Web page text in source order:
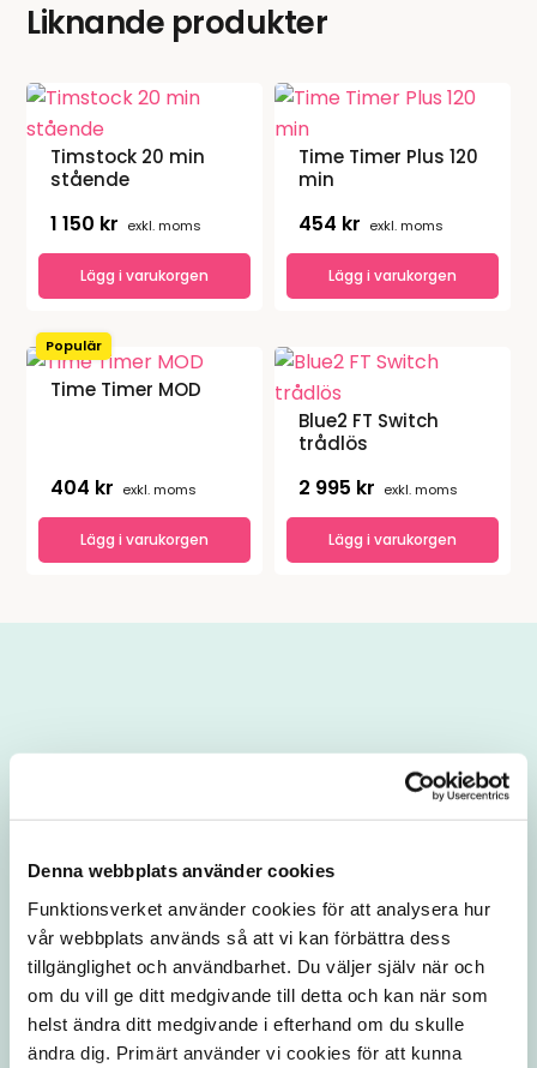
Denna webbplats använder cookies
Funktionsverket använder cookies för att analysera hur
vår webbplats används så att vi kan förbättra dess
tillgänglighet och användbarhet. Du väljer själv när och
om du vill ge ditt medgivande till detta och kan när som
helst ändra ditt medgivande i efterhand om du skulle
ändra dig. Primärt använder vi cookies för att kunna
Liknande produkter
Timstock 20 min
stående
1 150 kr exkl. moms
Lägg i varukorgen
Time Timer Plus 120
min
454 kr exkl. moms
Lägg i varukorgen
Populär
Time Timer MOD
404 kr exkl. moms
Lägg i varukorgen
Blue2 FT Switch
trådlös
2 995 kr exkl. moms
Lägg i varukorgen